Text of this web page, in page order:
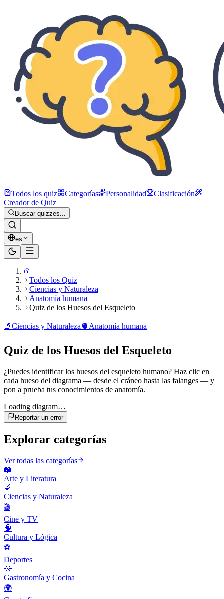
Todos los quiz Categorías Personalidad
Clasificación
Creador de Quiz
Buscar quizzes...
es
Todos los Quiz
Ciencias y Naturaleza
Anatomía humana
Quiz de los Huesos del Esqueleto
🔬 Ciencias y Naturaleza🫀Anatomía humana
Quiz de los Huesos del Esqueleto
¿Puedes identificar los huesos del esqueleto humano? Haz clic en
cada hueso del diagrama — desde el cráneo hasta las falanges — y
pon a prueba tus conocimientos de anatomía.
Loading diagram…
Reportar un error
Explorar categorías
Ver todas las categorías
📖
Arte y Literatura
🔬
Ciencias y Naturaleza
🎬
Cine y TV
🧠
Cultura y Lógica
⚽
Deportes
🥘
Gastronomía y Cocina
🌍